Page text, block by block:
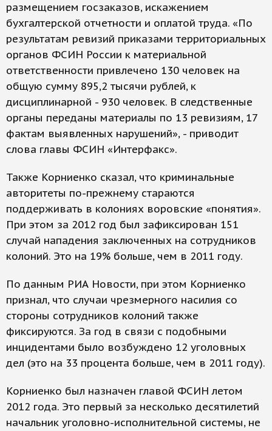
размещением госзаказов, искажением
бухгалтерской отчетности и оплатой труда. «По
результатам ревизий приказами территориальных
органов ФСИН России к материальной
ответственности привлечено 130 человек на
общую сумму 895,2 тысячи рублей, к
дисциплинарной - 930 человек. В следственные
органы переданы материалы по 13 ревизиям, 17
фактам выявленных нарушений», - приводит
слова главы ФСИН «Интерфакс».
Также Корниенко сказал, что криминальные
авторитеты по-прежнему стараются
поддерживать в колониях воровские «понятия».
При этом за 2012 год был зафиксирован 151
случай нападения заключенных на сотрудников
колоний. Это на 19% больше, чем в 2011 году.
По данным РИА Новости, при этом Корниенко
признал, что случаи чрезмерного насилия со
стороны сотрудников колоний также
фиксируются. За год в связи с подобными
инцидентами было возбуждено 12 уголовных
дел (это на 33 процента больше, чем в 2011 году).
Корниенко был назначен главой ФСИН летом
2012 года. Это первый за несколько десятилетий
начальник уголовно-исполнительной системы, не